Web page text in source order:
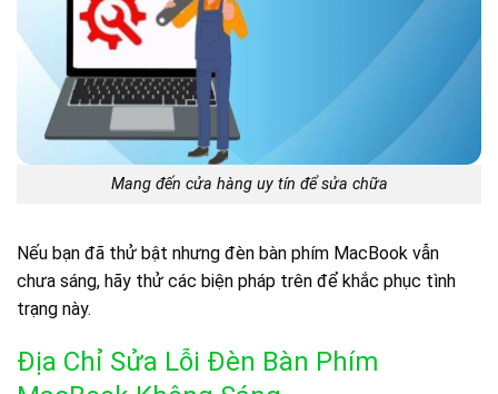
Mang đến cửa hàng uy tín để sửa chữa
Nếu bạn đã thử bật nhưng đèn bàn phím MacBook vẫn
chưa sáng, hãy thử các biện pháp trên để khắc phục tình
trạng này.
Địa Chỉ Sửa Lỗi Đèn Bàn Phím